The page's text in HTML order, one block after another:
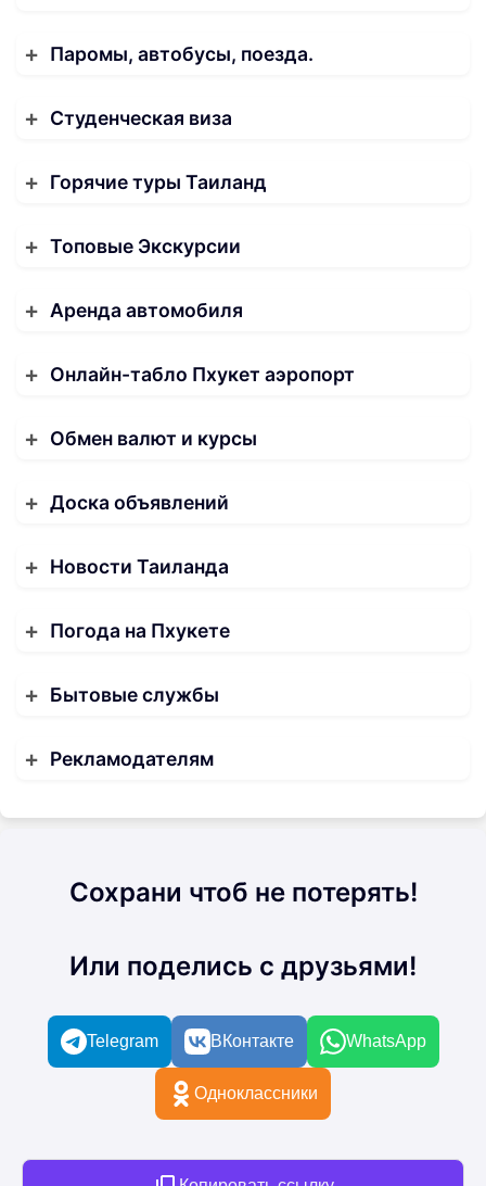
Паромы, автобусы, поезда.
Студенческая виза
Горячие туры Таиланд
Топовые Экскурсии
Аренда автомобиля
Онлайн-табло Пхукет аэропорт
Обмен валют и курсы
Доска объявлений
Новости Таиланда
Погода на Пхукете
Бытовые службы
Рекламодателям
Сохрани чтоб не потерять!
Или поделись с друзьями!
Telegram ВКонтакте WhatsApp
Одноклассники